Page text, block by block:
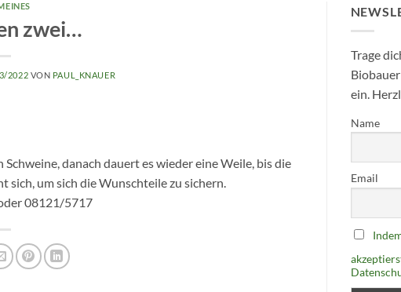
zwei…
2022 VON PAUL_KNAUER
danach dauert es wieder eine Weile, bis die
sich, um sich die Wunschteile zu sichern.
08121/5717
Trage
ein.
Name
Email